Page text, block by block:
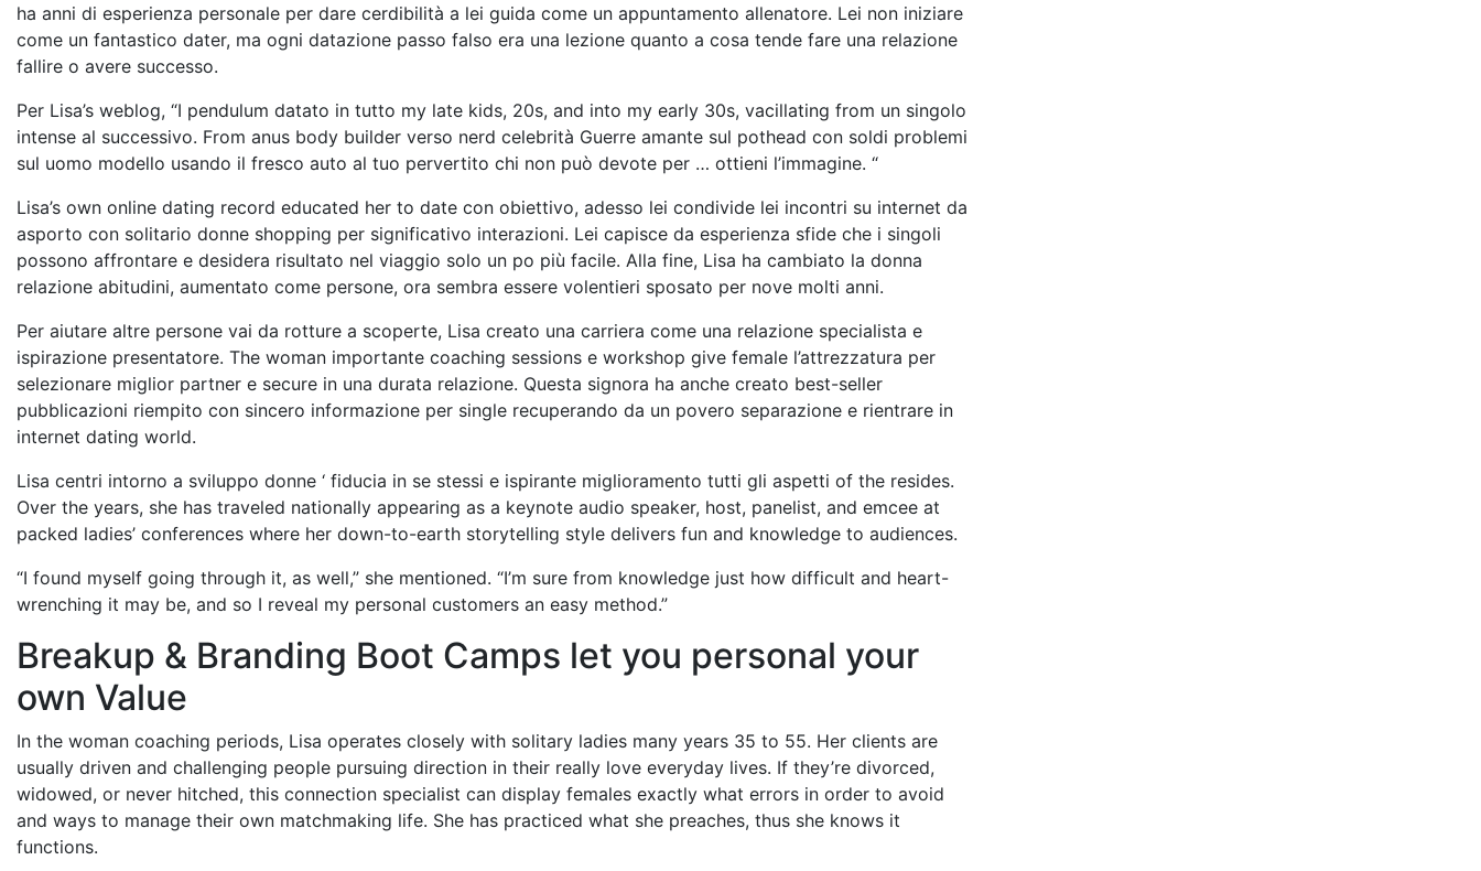
ha anni di esperienza personale per dare cerdibilità a lei guida come un appuntamento allenatore. Lei non iniziare
come un fantastico dater, ma ogni datazione passo falso era una lezione quanto a cosa tende fare una relazione
fallire o avere successo.
Per Lisa’s weblog, “I pendulum datato in tutto my late kids, 20s, and into my early 30s, vacillating from un singolo
intense al successivo. From anus body builder verso nerd celebrità Guerre amante sul pothead con soldi problemi
sul uomo modello usando il fresco auto al tuo pervertito chi non può devote per … ottieni l’immagine. “
Lisa’s own online dating record educated her to date con obiettivo, adesso lei condivide lei incontri su internet da
asporto con solitario donne shopping per significativo interazioni. Lei capisce da esperienza sfide che i singoli
possono affrontare e desidera risultato nel viaggio solo un po più facile. Alla fine, Lisa ha cambiato la donna
relazione abitudini, aumentato come persone, ora sembra essere volentieri sposato per nove molti anni.
Per aiutare altre persone vai da rotture a scoperte, Lisa creato una carriera come una relazione specialista e
ispirazione presentatore. The woman importante coaching sessions e workshop give female l’attrezzatura per
selezionare miglior partner e secure in una durata relazione. Questa signora ha anche creato best-seller
pubblicazioni riempito con sincero informazione per single recuperando da un povero separazione e rientrare in
internet dating world.
Lisa centri intorno a sviluppo donne ‘ fiducia in se stessi e ispirante miglioramento tutti gli aspetti of the resides.
Over the years, she has traveled nationally appearing as a keynote audio speaker, host, panelist, and emcee at
packed ladies’ conferences where her down-to-earth storytelling style delivers fun and knowledge to audiences.
“I found myself going through it, as well,” she mentioned. “I’m sure from knowledge just how difficult and heart-
wrenching it may be, and so I reveal my personal customers an easy method.”
Breakup & Branding Boot Camps let you personal your
own Value
In the woman coaching periods, Lisa operates closely with solitary ladies many years 35 to 55. Her clients are
usually driven and challenging people pursuing direction in their really love everyday lives. If they’re divorced,
widowed, or never hitched, this connection specialist can display females exactly what errors in order to avoid
and ways to manage their own matchmaking life. She has practiced what she preaches, thus she knows it
functions.